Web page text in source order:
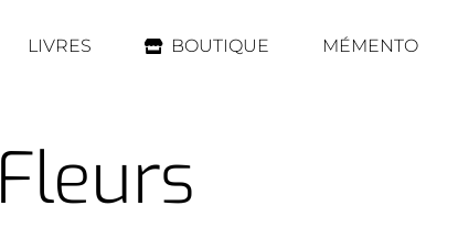
LIVRES BOUTIQUE MÉMENTO
Fleurs